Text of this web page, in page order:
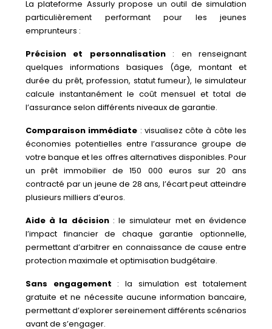
La plateforme Assurly propose un outil de simulation
particulièrement performant pour les jeunes
emprunteurs :
Précision et personnalisation: en renseignant
quelques informations basiques (âge, montant et
durée du prêt, profession, statut fumeur), le simulateur
calcule instantanément le coût mensuel et total de
l’assurance selon différents niveaux de garantie.
Comparaison immédiate : visualisez côte à côte les
économies potentielles entre l’assurance groupe de
votre banque et les offres alternatives disponibles. Pour
un prêt immobilier de 150 000 euros sur 20 ans
contracté par un jeune de 28 ans, l’écart peut atteindre
plusieurs milliers d’euros.
Aide à la décision: le simulateur met en évidence
l’impact financier de chaque garantie optionnelle,
permettant d’arbitrer en connaissance de cause entre
protection maximale et optimisation budgétaire.
Sans engagement : la simulation est totalement
gratuite et ne nécessite aucune information bancaire,
permettant d’explorer sereinement différents scénarios
avant de s’engager.